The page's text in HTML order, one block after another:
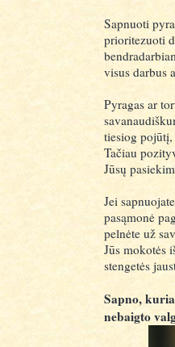
Sapnuoti
prioritezuoti
visus darbus
Pyragas ar
tiesiog pojūtį,
Tačiau
Jūsų
Jei
pasąmonė
pelnėte už
Jūs mokotės
stengetės
Sapno,
nebaigto